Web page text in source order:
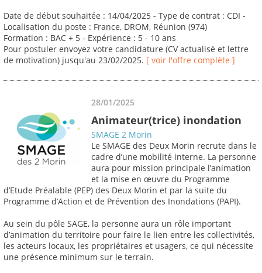
Date de début souhaitée : 14/04/2025 - Type de contrat : CDI -
Localisation du poste : France, DROM, Réunion (974)
Formation : BAC + 5 - Expérience : 5 - 10 ans
Pour postuler envoyez votre candidature (CV actualisé et lettre
de motivation) jusqu'au 23/02/2025. [ voir l'offre complète ]
28/01/2025
Animateur(trice) inondation
SMAGE 2 Morin
Le SMAGE des Deux Morin recrute dans le
cadre d’une mobilité interne. La personne
aura pour mission principale l’animation
et la mise en œuvre du Programme
d’Etude Préalable (PEP) des Deux Morin et par la suite du
Programme d’Action et de Prévention des Inondations (PAPI).
Au sein du pôle SAGE, la personne aura un rôle important
d’animation du territoire pour faire le lien entre les collectivités,
les acteurs locaux, les propriétaires et usagers, ce qui nécessite
une présence minimum sur le terrain.